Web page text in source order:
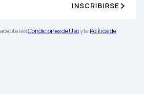
INSCRIBIRSE
lasCondiciones de Usoy la Política de